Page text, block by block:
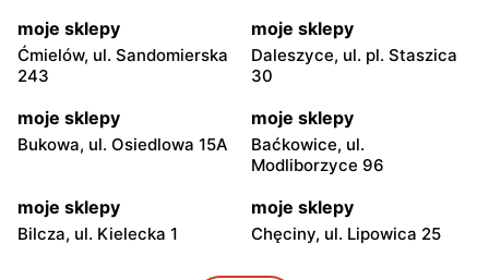
moje sklepy
Ćmielów, ul. Sandomierska
243
moje sklepy
Daleszyce, ul. pl. Staszica
30
moje sklepy
Bukowa, ul. Osiedlowa 15A
moje sklepy
Baćkowice, ul.
Modliborzyce 96
moje sklepy
Bilcza, ul. Kielecka 1
moje sklepy
Chęciny, ul. Lipowica 25
moje sklepy